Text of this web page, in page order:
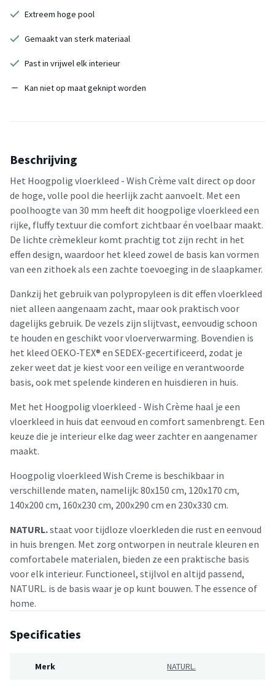
Extreem hoge pool
Gemaakt van sterk materiaal
Past in vrijwel elk interieur
Kan niet op maat geknipt worden
Beschrijving
Het Hoogpolig vloerkleed - Wish Crème valt direct op door
de hoge, volle pool die heerlijk zacht aanvoelt. Met een
poolhoogte van 30 mm heeft dit hoogpolige vloerkleed een
rijke, fluffy textuur die comfort zichtbaar én voelbaar maakt.
De lichte crèmekleur komt prachtig tot zijn recht in het
effen design, waardoor het kleed zowel de basis kan vormen
van een zithoek als een zachte toevoeging in de slaapkamer.
Dankzij het gebruik van polypropyleen is dit effen vloerkleed
niet alleen aangenaam zacht, maar ook praktisch voor
dagelijks gebruik. De vezels zijn slijtvast, eenvoudig schoon
te houden en geschikt voor vloerverwarming. Bovendien is
het kleed OEKO-TEX® en SEDEX-gecertificeerd, zodat je
zeker weet dat je kiest voor een veilige en verantwoorde
basis, ook met spelende kinderen en huisdieren in huis.
Met het Hoogpolig vloerkleed - Wish Crème haal je een
vloerkleed in huis dat eenvoud en comfort samenbrengt. Een
keuze die je interieur elke dag weer zachter en aangenamer
maakt.
Hoogpolig vloerkleed Wish Creme is beschikbaar in
verschillende maten, namelijk: 80x150 cm, 120x170 cm,
140x200 cm, 160x230 cm, 200x290 cm en 230x330 cm.
NATURL.staat voor tijdloze vloerkleden die rust en eenvoud
in huis brengen. Met zorg ontworpen in neutrale kleuren en
comfortabele materialen, bieden ze een praktische basis
voor elk interieur. Functioneel, stijlvol en altijd passend,
NATURL. is de basis waar je op kunt bouwen. The essence of
home.
Specificaties
Merk NATURL.